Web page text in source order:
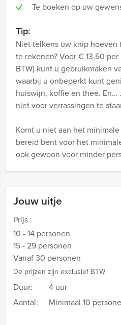
Jouw uitje
Prijs :
10 - 14 personen
15 - 29 personen
Vanaf 30 personen
De prijzen zijn exclusief BTW
Duur:
4 uur
Aantal:
Minimaal 10
Te boeken op uw
Tip:
Niet telkens uw knip
te rekenen? Voor € 13,50
BTW) kunt u gebruikmaken
waarbij u onbeperkt kunt
huiswijn, koffie en thee.
niet voor verrassingen te
Komt u niet aan het
bereid bent voor het
ook gewoon voor minder